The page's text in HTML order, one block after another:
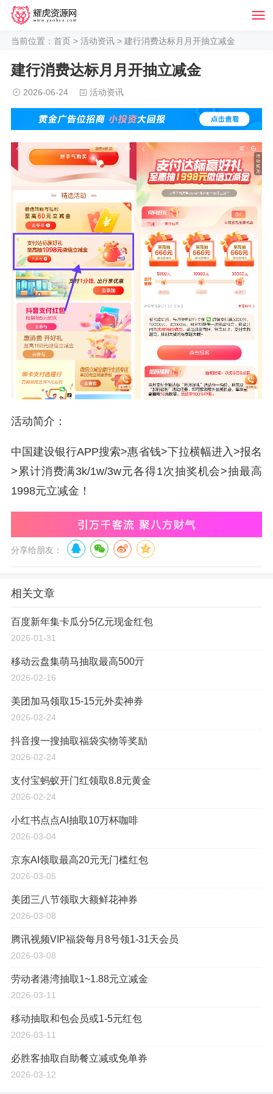
当前位置： 首页 > 活动资讯 > 建行消费达标月月开抽立减金
建行消费达标月月开抽立减金
2026-06-24 活动资讯
活动简介：
中国建设银行APP搜索>惠省钱>下拉横幅进入>报名
>累计消费满3k/1w/3w元各得1次抽奖机会>抽最高
1998元立减金！
分享给朋友：
相关文章
百度新年集卡瓜分5亿元现金红包
2026-01-31
移动云盘集萌马抽取最高500亓
2026-02-16
美团加马领取15-15元外卖神券
2026-02-24
抖音搜一搜抽取福袋实物等奖励
2026-02-24
支付宝蚂蚁开门红领取8.8元黄金
2026-02-24
小红书点点AI抽取10万杯咖啡
2026-03-04
京东AI领取最高20元无门槛红包
2026-03-05
美团三八节领取大额鲜花神券
2026-03-08
腾讯视频VIP福袋每月8号领1-31天会员
2026-03-08
劳动者港湾抽取1~1.88元立减金
2026-03-11
移动抽取和包会员或1-5元红包
2026-03-11
必胜客抽取自助餐立减或免单券
2026-03-12